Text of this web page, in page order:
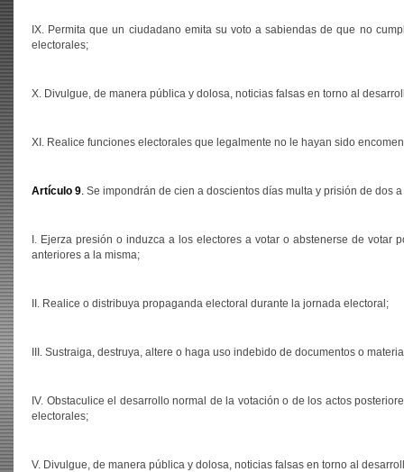
IX. Permita que un ciudadano emita su voto a sabiendas de que no
electorales;
X. Divulgue, de manera pública y dolosa, noticias falsas en torno al
XI. Realice funciones electorales que legalmente no le hayan sido
Artículo 9. Se impondrán de cien a doscientos días multa y prisión de dos
I. Ejerza presión o induzca a los electores a votar o abstenerse de
anteriores a la misma;
II. Realice o distribuya propaganda electoral durante la jornada electoral;
III. Sustraiga, destruya, altere o haga uso indebido de documentos o
IV. Obstaculice el desarrollo normal de la votación o de los actos
electorales;
V. Divulgue, de manera pública y dolosa, noticias falsas en torno al